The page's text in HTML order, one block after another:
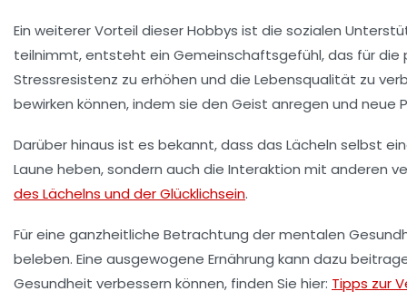
Ein weiterer Vorteil dieser Hobbys ist die sozialen
teilnimmt, entsteht ein Gemeinschaftsgefühl, das für die
Stressresistenz zu erhöhen und die Lebensqualität zu
bewirken können, indem sie den Geist anregen und
Darüber hinaus ist es bekannt, dass das Lächeln selbst
Laune heben, sondern auch die Interaktion mit anderen
des Lächelns und der Glücklichsein.
Für eine ganzheitliche Betrachtung der mentalen
beleben. Eine ausgewogene Ernährung kann dazu
Gesundheit verbessern können, finden Sie hier: Tipps zur